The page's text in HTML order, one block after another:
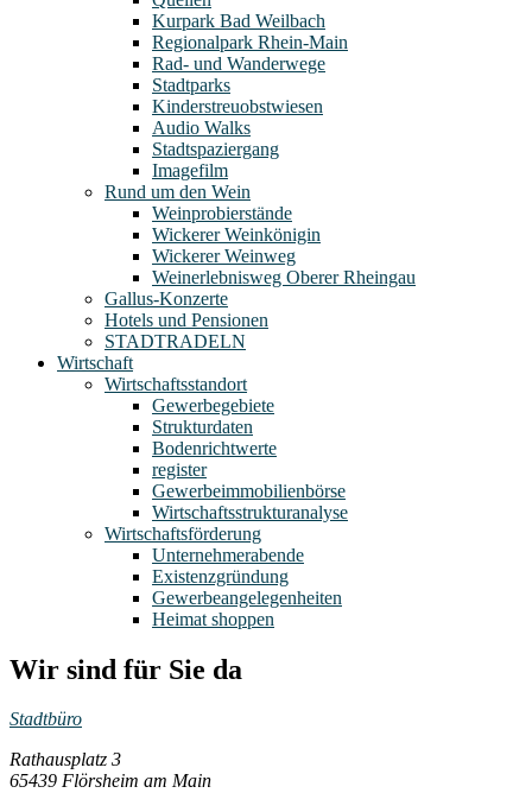
Kurpark Bad Weilbach
Regionalpark Rhein-Main
Rad- und Wanderwege
Stadtparks
Kinderstreuobstwiesen
Audio Walks
Stadtspaziergang
Imagefilm
Rund um den Wein
Weinprobierstände
Wickerer Weinkönigin
Wickerer Weinweg
Weinerlebnisweg Oberer Rheingau
Gallus-Konzerte
Hotels und Pensionen
STADTRADELN
Wirtschaft
Wirtschaftsstandort
Gewerbegebiete
Strukturdaten
Bodenrichtwerte
register
Gewerbeimmobilienbörse
Wirtschaftsstrukturanalyse
Wirtschaftsförderung
Unternehmerabende
Existenzgründung
Gewerbeangelegenheiten
Heimat shoppen
Wir sind für Sie da
Stadtbüro
Rathausplatz 3
65439 Flörsheim am Main